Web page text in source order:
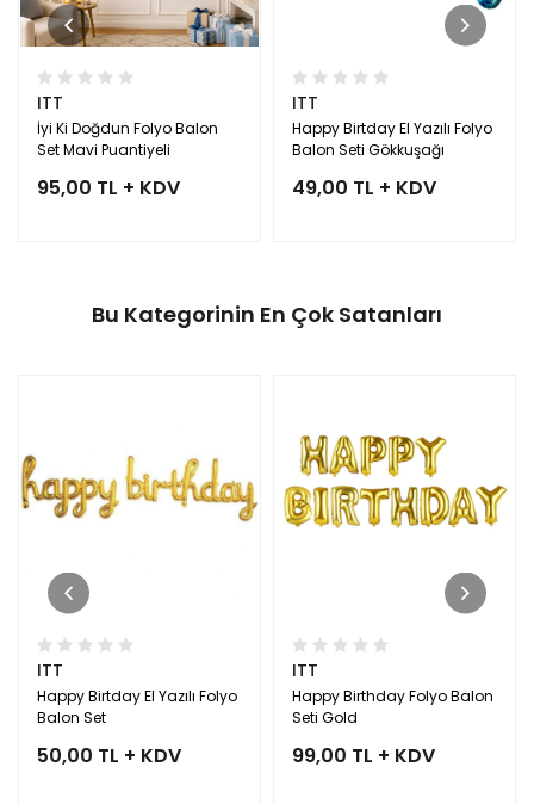
ITT
İyi Ki Doğdun Folyo Balon
Set Mavi Puantiyeli
95,00 TL + KDV
ITT
Happy Birtday El Yazılı Folyo
Balon Seti Gökkuşağı
49,00 TL + KDV
Bu Kategorinin En Çok Satanları
ITT
Happy Birtday El Yazılı Folyo
Balon Set
50,00 TL + KDV
ITT
Happy Birthday Folyo Balon
Seti Gold
99,00 TL + KDV